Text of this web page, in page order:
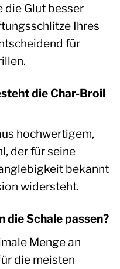
die Glut besser
Ihres
für
die Char-Broil
hochwertigem,
der für seine
bekannt
widersteht.
die Schale passen?
Menge an
die meisten